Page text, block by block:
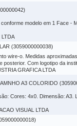
modelo em 1 Face -
LTDA
(3059000000038)
wire-o. Medidas
Com logotipo da
GRAFICA LTDA
A3 COLORIDO
Cores: 4x0. Dimensão:
VISUAL LTDA